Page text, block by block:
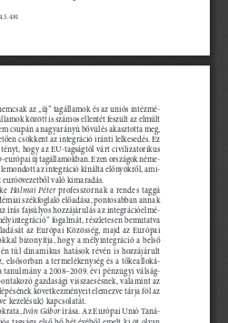
az „új” tagállamok és az uniós intézmé-
között is számos ellentét feszült az elmúlt
csupán a nagyarányú bővülés akasztotta meg,
csökkent az integráció iránti lelkesedés. ez
hogy az eu-tagságtól várt civilizatorikus
európai új tagállamokban. e zen országok néme-
az integráció kínálta előnyökről, ami-
való kimaradás.
Halmai Péter professzornak a rendes taggá
székfoglaló előadása, pontosabban annak
z írás fajsúlyos hozzájárulás az integrációelmé-
fogalmát, részletesen bemutatva
az európai Közösség, majd az európai
bizonyítja, hogy a mélyintegráció a belső
túl dinamikus hatások révén is hozzájárult
elsősorban a termelékenység és a tőkealloká-
tanulmány a 2008–2009. évi pénzügyi válság-
gazdasági visszaesésnek, valamint az
következményeit elemezve tárja föl az
kezelésük) kapcsolatát.
Iván Gábor írása. a z e urópai unió Taná-
tagsága első bő hét évéből emelt ki öt olyan